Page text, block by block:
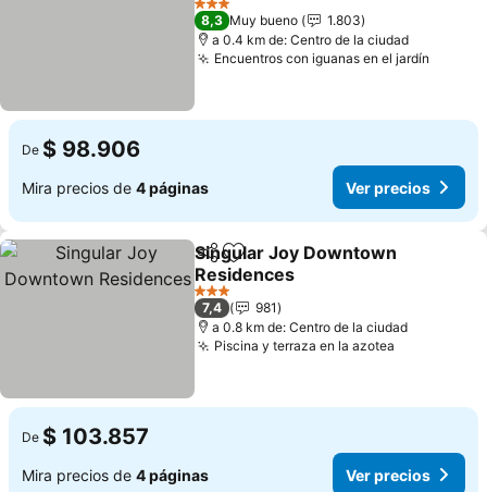
Ver precios
3 Estrellas
8,3 Muy bueno
1.803
a 0.4 km de: Centro de la ciudad
Encuentros con iguanas en el jardín
De $ 98.906
Mira precios de 4 páginas Ver precios
CompartirAgregar a favoritos
Singular Joy Downtown
Residences
Ver precios
3 Estrellas
7,4
981
a 0.8 km de: Centro de la ciudad
Piscina y terraza en la azotea
De $ 103.857
Mira precios de 4 páginas Ver precios